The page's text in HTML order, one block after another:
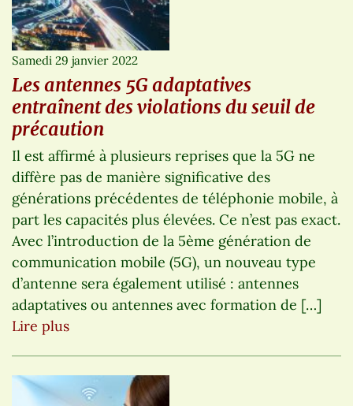
Samedi 29 janvier 2022
Les antennes 5G adaptatives
entraînent des violations du seuil de
précaution
Il est affirmé à plusieurs reprises que la 5G ne
diffère pas de manière significative des
générations précédentes de téléphonie mobile, à
part les capacités plus élevées. Ce n’est pas exact.
Avec l’introduction de la 5ème génération de
communication mobile (5G), un nouveau type
d’antenne sera également utilisé : antennes
adaptatives ou antennes avec formation de […]
Lire plus